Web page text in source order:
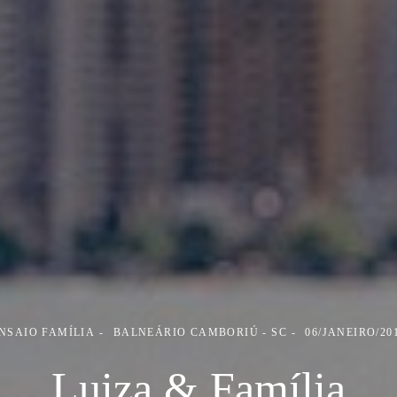
FAMÍLIA BALNEÁRIO CAMBORIÚ - SC 06/JANEIRO/